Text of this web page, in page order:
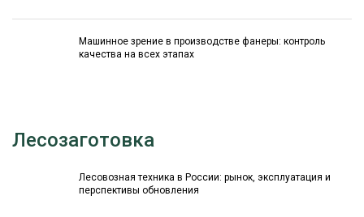
Машинное зрение в производстве фанеры: контроль
качества на всех этапах
Лесозаготовка
Лесовозная техника в России: рынок, эксплуатация и
перспективы обновления